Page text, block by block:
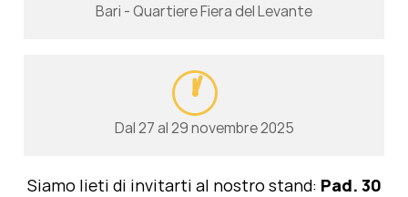
Bari - Quartiere Fiera del Levante
Dal 27 al 29 novembre 2025
Siamo lieti di invitarti al nostro stand: Pad. 30